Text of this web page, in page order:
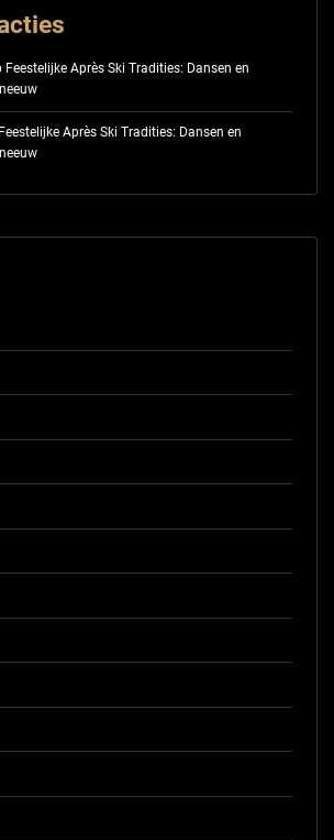
Feestelijke Après Ski Tradities: Dansen en
Feestelijke Après Ski Tradities: Dansen en